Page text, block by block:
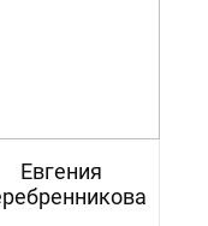
Евгения